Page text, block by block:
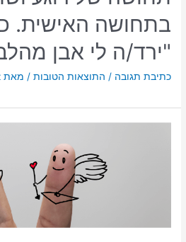
בתחושה האישית.
"ירד/ה לי אבן
כתיבת תגובה / התוצאות הטובות / מאת